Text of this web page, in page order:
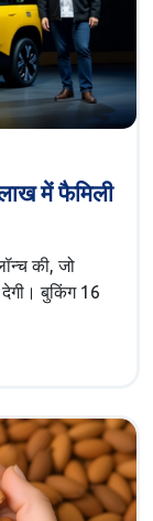
में फैमिली
की, जो
देगी। बुकिंग 16